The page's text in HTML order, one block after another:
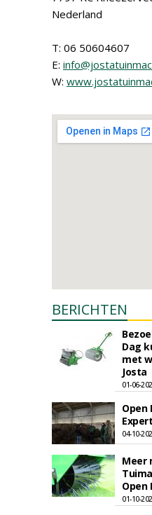
Nederland
T: 06 50604607
E:
W:
BERICHTEN
Dag
met
Josta
01-06-
Open
04-10-
Meer
Open
01-10-